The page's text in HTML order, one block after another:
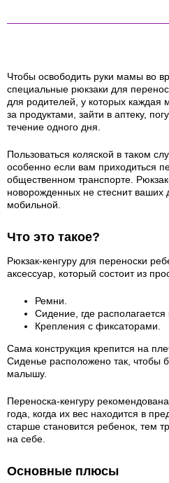
Чтобы освободить руки мамы во
специальные рюкзаки для
для родителей, у которых каждая
за продуктами, зайти в аптеку,
течение одного дня.
Пользоваться коляской в таком
особенно если вам приходиться
общественном транспорте.
новорожденных не стеснит ваших
мобильной.
Что это такое?
Рюкзак-кенгуру для переноски
аксессуар, который состоит из
Ремни.
Сидение, где
Крепления с фиксаторами.
Сама конструкция крепится на
Сиденье расположено так, чтобы
малышу.
Переноска-кенгуру
года, когда их вес находится в
старше становится ребенок, тем
на себе.
Основные плюсы